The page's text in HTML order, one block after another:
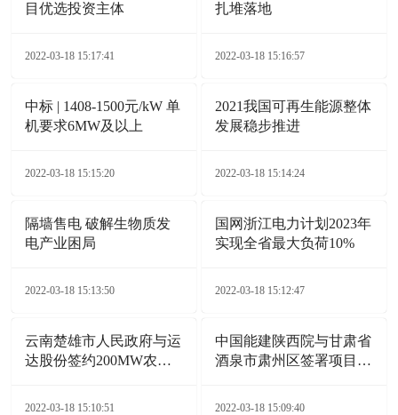
目优选投资主体
2022-03-18 15:17:41
扎堆落地
2022-03-18 15:16:57
中标 | 1408-1500元/kW 单
机要求6MW及以上
2022-03-18 15:15:20
2021我国可再生能源整体
发展稳步推进
2022-03-18 15:14:24
隔墙售电 破解生物质发
电产业困局
2022-03-18 15:13:50
国网浙江电力计划2023年
实现全省最大负荷10%
2022-03-18 15:12:47
云南楚雄市人民政府与运
达股份签约200MW农业
2022-03-18 15:10:51
中国能建陕西院与甘肃省
酒泉市肃州区签署项目合
2022-03-18 15:09:40